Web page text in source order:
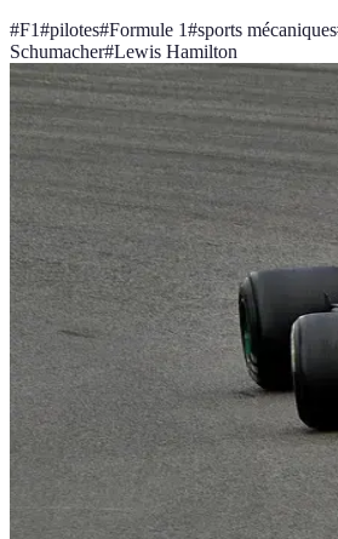
#F1#pilotes#Formule 1#sports mécaniques
Schumacher#Lewis Hamilton